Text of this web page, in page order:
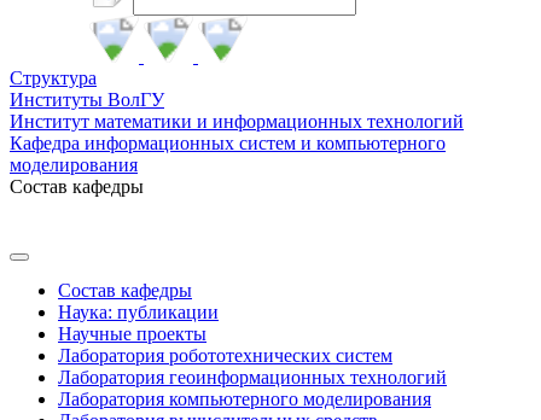
Структура
Институты ВолГУ
Институт математики и информационных технологий
Кафедра информационных систем и компьютерного
моделирования
Состав кафедры
Состав кафедры
Наука: публикации
Научные проекты
Лаборатория робототехнических систем
Лаборатория геоинформационных технологий
Лаборатория компьютерного моделирования